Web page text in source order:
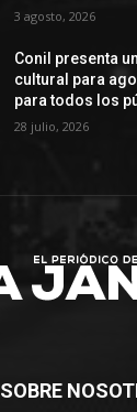
3 agosto, 2026
Conil presenta
cultural para
para todos los
28 julio, 2026
SOBRE